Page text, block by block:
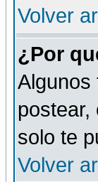
Volver
¿Por
Algunos
solo te
Volver